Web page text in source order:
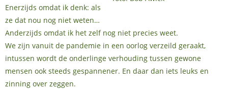
Enerzijds omdat ik denk: als
ze dat nou nog niet weten…
Anderzijds omdat ik het zelf nog niet precies weet.
We zijn vanuit de pandemie in een oorlog verzeild geraakt,
intussen wordt de onderlinge verhouding tussen gewone
mensen ook steeds gespannener. En daar dan iets leuks en
zinning over zeggen.